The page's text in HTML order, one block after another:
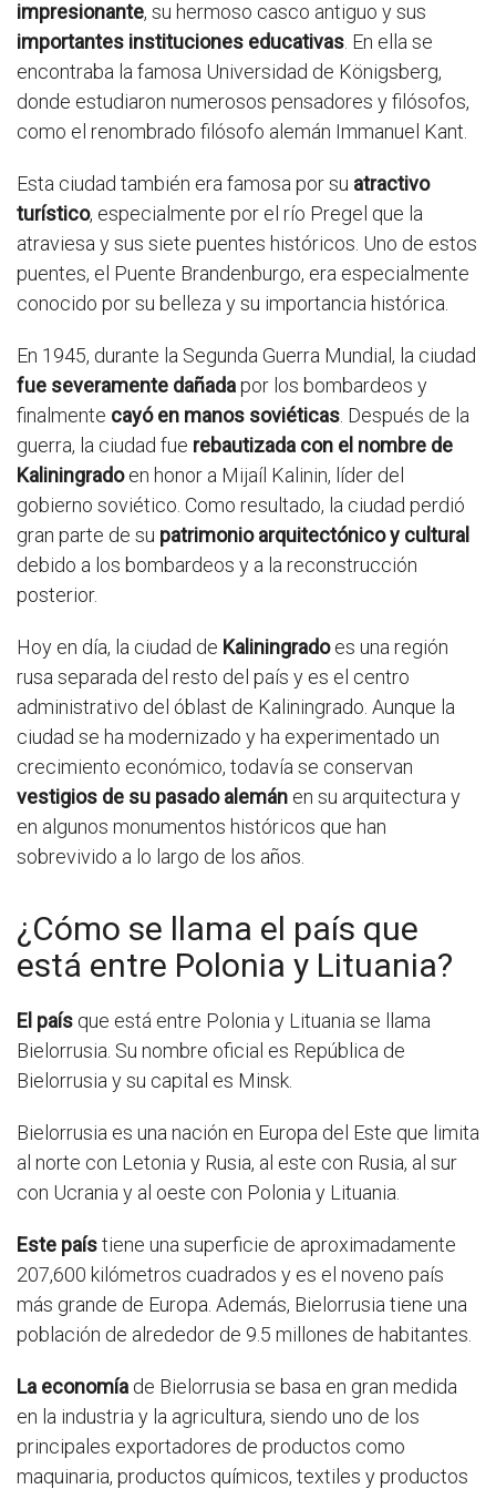
impresionante, su hermoso casco antiguo y sus
importantes instituciones educativas . En ella se
encontraba la famosa Universidad de Königsberg,
donde estudiaron numerosos pensadores y filósofos,
como el renombrado filósofo alemán Immanuel Kant.
Esta ciudad también era famosa por su atractivo
turístico, especialmente por el río Pregel que la
atraviesa y sus siete puentes históricos. Uno de estos
puentes, el Puente Brandenburgo, era especialmente
conocido por su belleza y su importancia histórica.
En 1945, durante la Segunda Guerra Mundial, la ciudad
fue severamente dañadapor los bombardeos y
finalmente cayó en manos soviéticas . Después de la
guerra, la ciudad fue rebautizada con el nombre de
Kaliningradoen honor a Mijaíl Kalinin, líder del
gobierno soviético. Como resultado, la ciudad perdió
gran parte de su patrimonio arquitectónico y cultural
debido a los bombardeos y a la reconstrucción
posterior.
Hoy en día, la ciudad de Kaliningradoes una región
rusa separada del resto del país y es el centro
administrativo del óblast de Kaliningrado. Aunque la
ciudad se ha modernizado y ha experimentado un
crecimiento económico, todavía se conservan
vestigios de su pasado alemán en su arquitectura y
en algunos monumentos históricos que han
sobrevivido a lo largo de los años.
¿Cómo se llama el país que
está entre Polonia y Lituania?
El país que está entre Polonia y Lituania se llama
Bielorrusia. Su nombre oficial es República de
Bielorrusia y su capital es Minsk.
Bielorrusia es una nación en Europa del Este que limita
al norte con Letonia y Rusia, al este con Rusia, al sur
con Ucrania y al oeste con Polonia y Lituania.
Este paístiene una superficie de aproximadamente
207,600 kilómetros cuadrados y es el noveno país
más grande de Europa. Además, Bielorrusia tiene una
población de alrededor de 9.5 millones de habitantes.
La economía de Bielorrusia se basa en gran medida
en la industria y la agricultura, siendo uno de los
principales exportadores de productos como
maquinaria, productos químicos, textiles y productos